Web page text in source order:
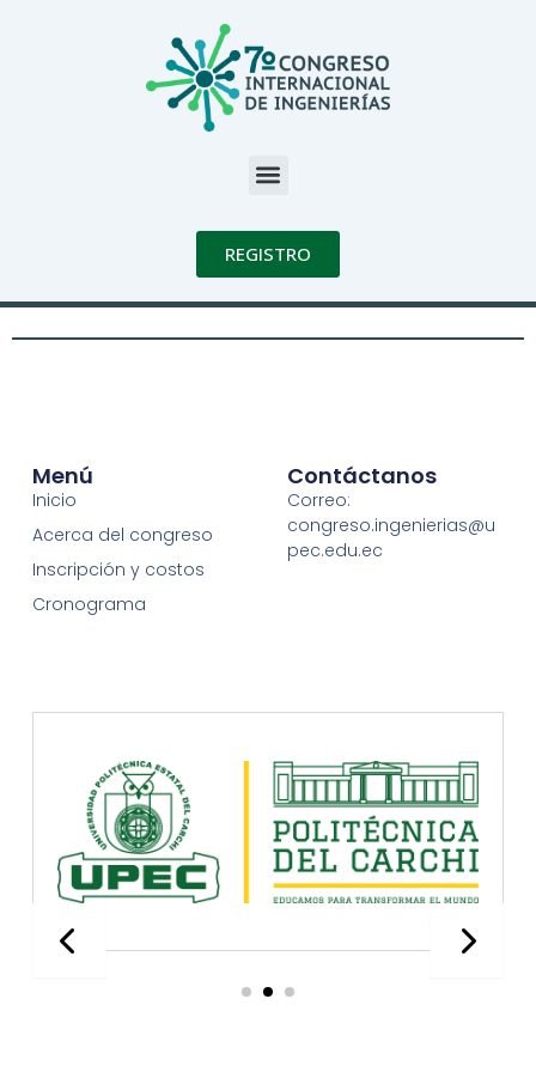
Menu
REGISTRO
Menú
Inicio
Acerca del congreso
Inscripción y costos
Cronograma
Contáctanos
Correo:
congreso.ingenierias@u
pec.edu.ec